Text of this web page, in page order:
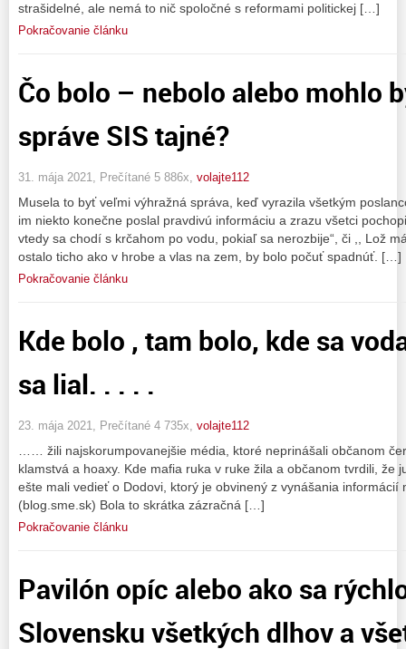
strašidelné, ale nemá to nič spoločné s reformami politickej […]
Pokračovanie článku
Čo bolo – nebolo alebo mohlo
správe SIS tajné?
31. mája 2021, Prečítané 5 886x, volajte112
Musela to byť veľmi výhražná správa, keď vyrazila všetkým
im niekto konečne poslal pravdivú informáciu a zrazu všetci
vtedy sa chodí s krčahom po vodu, pokiaľ sa nerozbije“, či ,, Lož
ostalo ticho ako v hrobe a vlas na zem, by bolo počuť spadnúť. […]
Pokračovanie článku
Kde bolo , tam bolo, kde sa
sa lial. . . . .
23. mája 2021, Prečítané 4 735x, volajte112
…… žili najskorumpovanejšie média, ktoré neprinášali občanom
klamstvá a hoaxy. Kde mafia ruka v ruke žila a občanom tvrdili, že
ešte mali vedieť o Dodovi, ktorý je obvinený z vynášania informácií
(blog.sme.sk) Bola to skrátka zázračná […]
Pokračovanie článku
Pavilón opíc alebo ako sa
Slovensku všetkých dlhov a